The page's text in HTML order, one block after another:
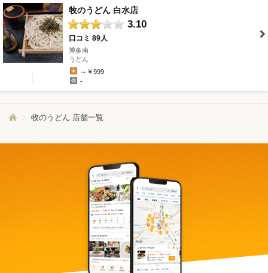
牧のうどん 白水店
3.10
口コミ 89人
博多南
うどん
～￥999
-
" />
牧のうどん 店舗一覧